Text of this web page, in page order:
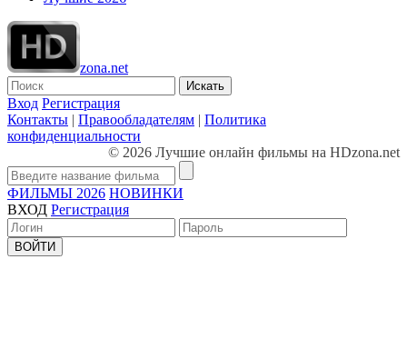
zona.net
Искать
Вход Регистрация
Контакты | Правообладателям | Политика
конфиденциальности
© 2026 Лучшие онлайн фильмы на HDzona.net
ФИЛЬМЫ 2026 НОВИНКИ
ВХОД Регистрация